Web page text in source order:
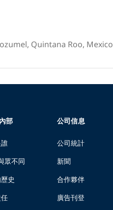
Quintana Roo, Mexico
部
眾不同
史
公司信息
公司統計
新聞
合作夥伴
廣告刊登